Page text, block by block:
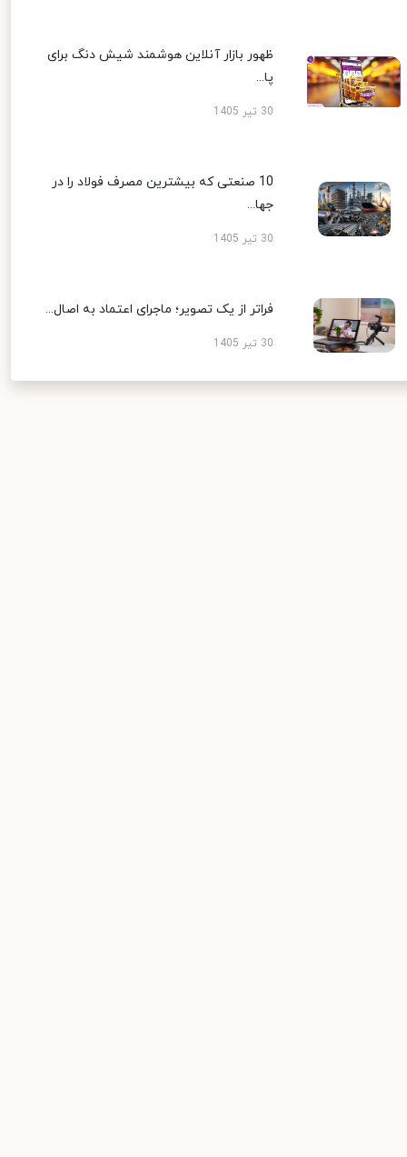
ظهور بازار آنلاین هوشمند شیش دنگ برای
پا...
30 تیر 1405
10 صنعتی که بیشترین مصرف فولاد را در
جها...
30 تیر 1405
فراتر از یک تصویر؛ ماجرای اعتماد به اصال...
30 تیر 1405